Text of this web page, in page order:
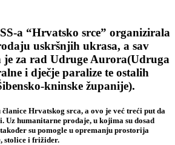
a “Hrvatsko srce” organizirala
uskršnjih ukrasa, a sav
za rad Udruge Aurora(Udruga
i dječje paralize te ostalih
kninske županije).
Hrvatskog srca, a ovo je već treći put da
Uz humanitarne prodaje, u kojima su dosad
su pomogle u opremanju prostorija
stolice i frižider.